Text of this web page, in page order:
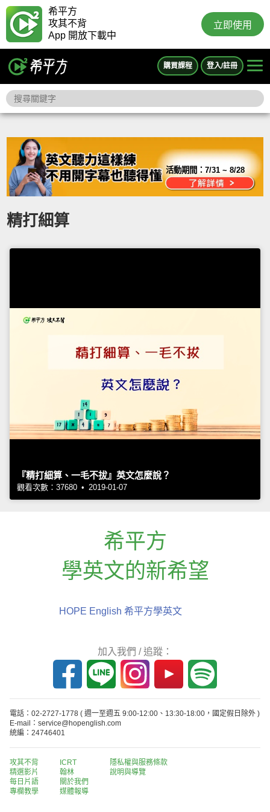
希平方
攻其不背
App 開放下載中
立即使用
購買課程 登入/註冊
活動期間：7/31 ~ 8/28
精打細算
『精打細算、一毛不拔』英文怎麼說？
觀看次數：37680 • 2019-01-07
希平方
學英文的新希望
HOPE English 希平方學英文
加入我們 / 追蹤：
電話：02-2727-1778 ( 週一至週五 9:00-12:00、13:30-18:00，國定假日除外 )
E-mail：service@hopenglish.com
統編：24746401
攻其不背
精選影片
每日片語
專欄教學
ICRT
翰林
關於我們
媒體報導
隱私權與服務條款
說明與導覽